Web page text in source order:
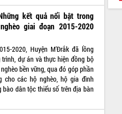
kết quả nổi bật trong
giai đoạn 2015-2020
2020, Huyện M’Đrắk đã lồng
trình, dự án và thực hiện đồng bộ
bền vững, qua đó góp phần
cho các hộ nghèo, hộ gia đình
bào dân tộc thiểu số trên địa bàn